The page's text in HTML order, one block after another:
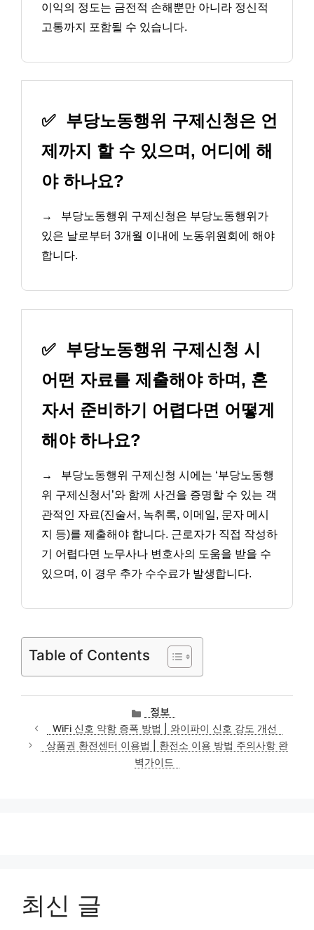
이익의 정도는 금전적 손해뿐만 아니라 정신적
고통까지 포함될 수 있습니다.
✅ 부당노동행위 구제신청은 언
제까지 할 수 있으며, 어디에 해
야 하나요?
→
부당노동행위 구제신청은 부당노동행위가
있은 날로부터 3개월 이내에 노동위원회에 해야
합니다.
✅ 부당노동행위 구제신청 시
어떤 자료를 제출해야 하며, 혼
자서 준비하기 어렵다면 어떻게
해야 하나요?
→
부당노동행위 구제신청 시에는 ‘부당노동행
위 구제신청서’와 함께 사건을 증명할 수 있는 객
관적인 자료(진술서, 녹취록, 이메일, 문자 메시
지 등)를 제출해야 합니다. 근로자가 직접 작성하
기 어렵다면 노무사나 변호사의 도움을 받을 수
있으며, 이 경우 추가 수수료가 발생합니다.
Table of Contents
카
테
고
리
정보
WiFi 신호 약함 증폭 방법 | 와이파이 신호 강도 개선
상품권 환전센터 이용법 | 환전소 이용 방법 주의사항 완
벽가이드
최신 글